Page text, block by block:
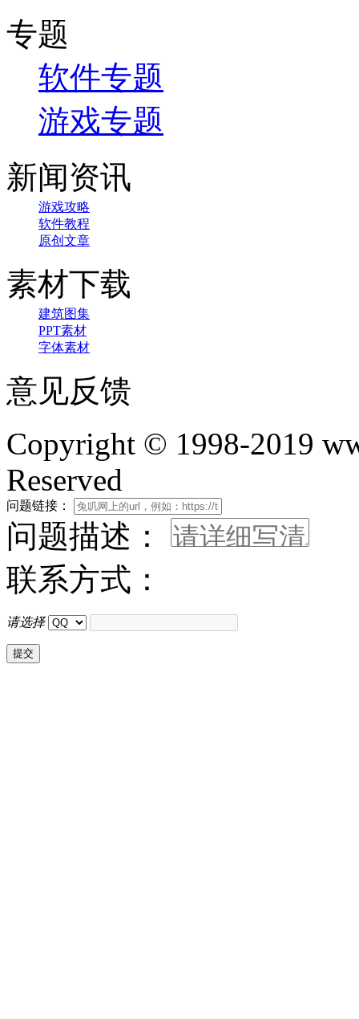
专题
软件专题
游戏专题
新闻资讯
游戏攻略
软件教程
原创文章
素材下载
建筑图集
PPT素材
字体素材
意见反馈
Copyright © 1998-2019
Reserved
问题链接：
问题描述：
联系方式：
请选择